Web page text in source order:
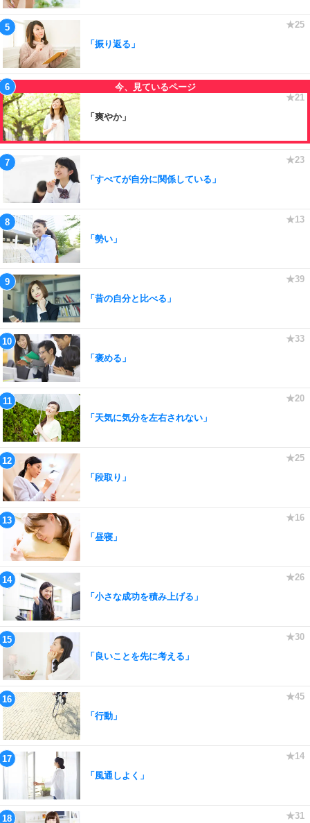
「振り返る」
「爽やか」
「すべてが自分に関係している」
「勢い」
「昔の自分と比べる」
「褒める」
「天気に気分を左右されない」
「段取り」
「昼寝」
「小さな成功を積み上げる」
「良いことを先に考える」
「行動」
「風通しよく」